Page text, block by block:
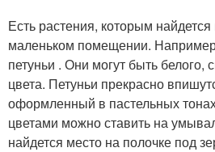
Есть растения, которым
маленьком помещении.
петуньи . Они могут быть белого,
цвета. Петуньи прекрасно
оформленный в пастельных
цветами можно ставить на
найдется место на полочке под